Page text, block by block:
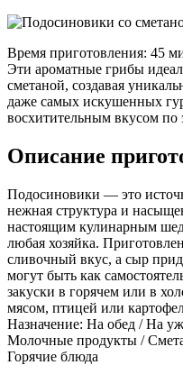
Время приготовления: 45
Эти ароматные грибы
сметаной, создавая
даже самых искушенных
восхитительным вкусом по
Описание
Подосиновики — это
нежная структура и
настоящим кулинарным
любая хозяйка.
сливочный вкус, а сыр
могут быть как
закуски в горячем или в
мясом, птицей или
Назначение: На обед / На
Молочные продукты /
Горячие блюда